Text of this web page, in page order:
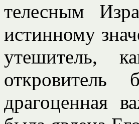
телесным
истинному
утешитель,
драгоценная